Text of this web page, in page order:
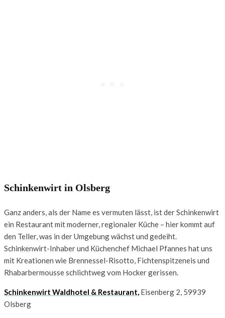
Schinkenwirt in Olsberg
Ganz anders, als der Name es vermuten lässt, ist der Schinkenwirt
ein Restaurant mit moderner, regionaler Küche – hier kommt auf
den Teller, was in der Umgebung wächst und gedeiht.
Schinkenwirt-Inhaber und Küchenchef Michael Pfannes hat uns
mit Kreationen wie Brennessel-Risotto, Fichtenspitzeneis und
Rhabarbermousse schlichtweg vom Hocker gerissen.
Schinkenwirt Waldhotel & Restaurant, Eisenberg 2, 59939
Olsberg